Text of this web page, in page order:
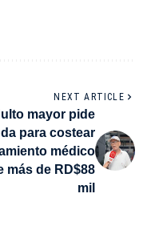
NEXT ARTICLE
mayor pide
para costear
médico
más de RD$88
mil